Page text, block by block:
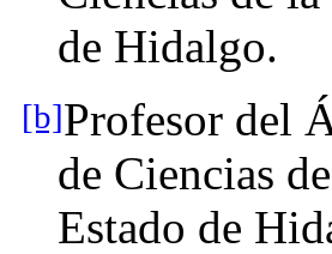
de Hidalgo.
[b]Profesor del
de Ciencias
Estado de